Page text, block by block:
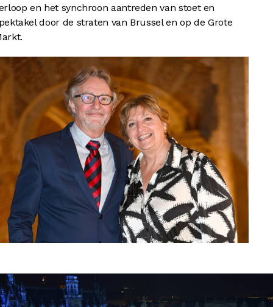
en het synchroon aantreden van stoet en
door de straten van Brussel en op de Grote